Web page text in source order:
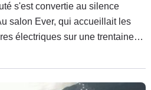
s'est convertie au silence
salon Ever, qui accueillait les
électriques sur une trentaine
circuit qui slalome
guidée, de l'Espace